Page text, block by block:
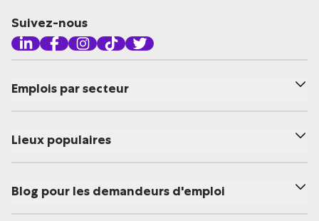
Suivez-nous
Emplois par secteur
Lieux populaires
Blog pour les demandeurs d'emploi